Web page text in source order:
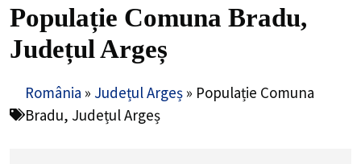
Populație Comuna Bradu,
Județul Argeș
România » Județul Argeș » Populație Comuna
Bradu, Județul Argeș